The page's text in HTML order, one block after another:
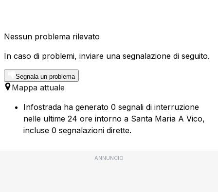
Nessun problema rilevato
In caso di problemi, inviare una segnalazione di seguito.
Segnala un problema
Mappa attuale
Infostrada ha generato 0 segnali di interruzione
nelle ultime 24 ore intorno a Santa Maria A Vico,
incluse 0 segnalazioni dirette.
ANNUNCIO